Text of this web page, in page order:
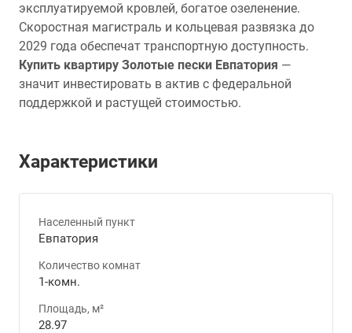
эксплуатируемой кровлей, богатое озеленение.
Скоростная магистраль и кольцевая развязка до
2029 года обеспечат транспортную доступность.
Купить квартиру Золотые пески Евпатория —
значит инвестировать в актив с федеральной
поддержкой и растущей стоимостью.
Характеристики
Населенный пункт
Евпатория
Количество комнат
1-комн.
Площадь, м²
28.97